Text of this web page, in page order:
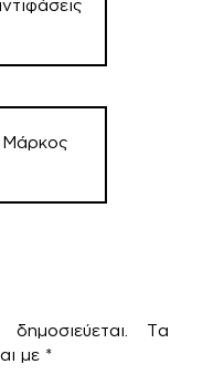
Μάρκος
Τα
με *